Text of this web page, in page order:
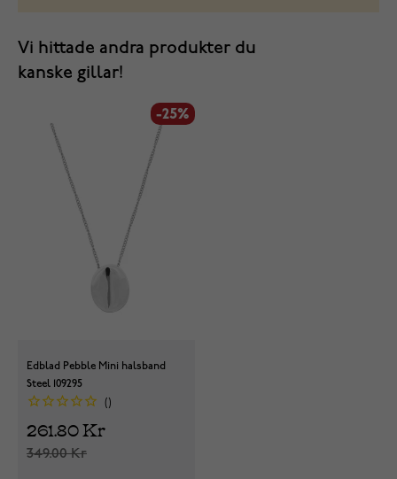
Vi hittade andra produkter du
kanske gillar!
-25%
Edblad Pebble Mini halsband
Steel 109295
349.00 Kr
261.80 Kr